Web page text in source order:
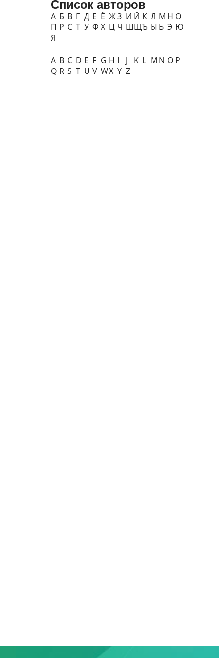
Список авторов
А Б В Г Д Е Ё ЖЗ И Й К Л М Н О
П Р С Т У Ф Х Ц Ч ШЩЪ Ы Ь Э Ю
Я
A B C D E F G H I J K L M N O P
Q R S T U V WX Y Z